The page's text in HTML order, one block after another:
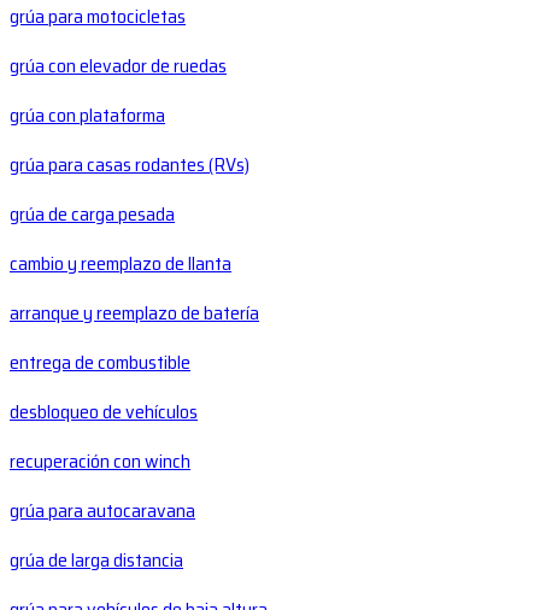
grúa para motocicletas
grúa con elevador de ruedas
grúa con plataforma
grúa para casas rodantes (RVs)
grúa de carga pesada
cambio y reemplazo de llanta
arranque y reemplazo de batería
entrega de combustible
desbloqueo de vehículos
recuperación con winch
grúa para autocaravana
grúa de larga distancia